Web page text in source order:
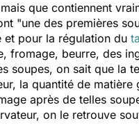
que contiennent
"une des premières
et pour la régulation du
fromage, beurre, des
soupes, on sait que la
la quantité de matière
après de telles
on le retrouve